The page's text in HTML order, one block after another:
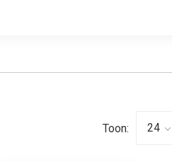
Toon: